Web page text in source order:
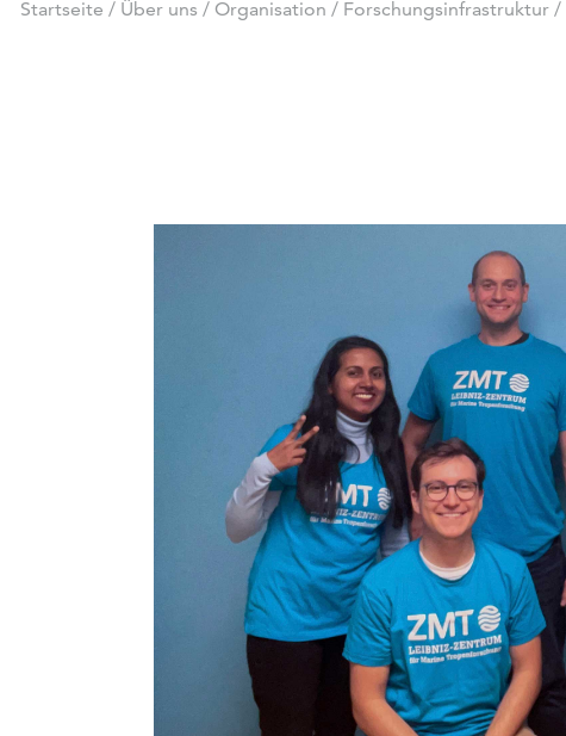
Startseite / Über uns / Organisation / Forschungsinfrastruktur/